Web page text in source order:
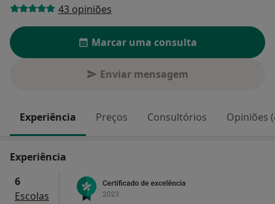
43 opiniões
Marcar uma consulta
Enviar mensagem
Experiência Preços Consultórios Opiniões
Experiência
6
Escolas